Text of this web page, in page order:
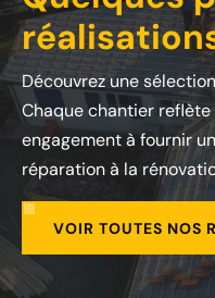
Découvrez une
Chaque chantier
engagement à fournir
réparation à la
VOIR TOUTES NOS